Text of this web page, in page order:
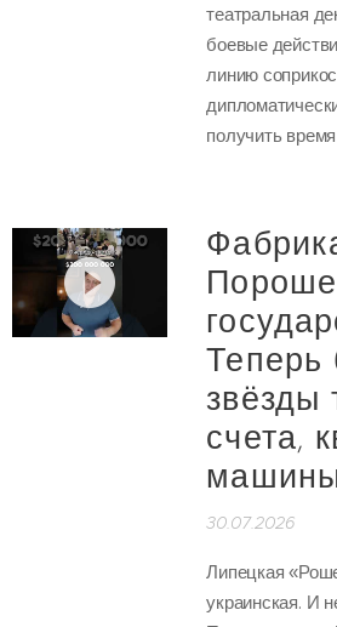
театральная
боевые
линию
получить
Теперь
звёзды
счета,
30.07.2026
Липецкая
украинская. И